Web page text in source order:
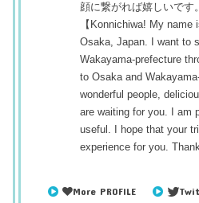
顔に繋がれば嬉しいです
【Konnichiwa! My
Osaka, Japan. I want to
Wakayama-prefecture
to Osaka and
wonderful people,
are waiting for you. I am
useful. I hope that your
experience for you.
More PROFILE